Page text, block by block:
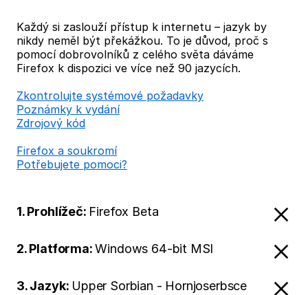
Každý si zaslouží přístup k internetu – jazyk by
nikdy neměl být překážkou. To je důvod, proč s
pomocí dobrovolníků z celého světa dáváme
Firefox k dispozici ve více než 90 jazycích.
Zkontrolujte systémové požadavky
Poznámky k vydání
Zdrojový kód
Firefox a soukromí
Potřebujete pomoci?
1. Prohlížeč: Firefox Beta
2. Platforma:Windows 64-bit MSI
3. Jazyk: Upper Sorbian - Hornjoserbsce